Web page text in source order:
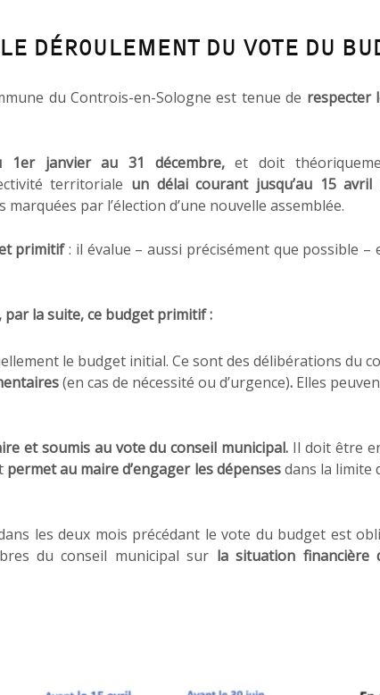
DÉROULEMENT DU VOTE DU
du Controis-en-Sologne est tenue de respecter
janvier au 31 décembre,et doit
territoriale un délai courant jusqu’au 15 avril
marquées par l’élection d’une nouvelle assemblée.
primitif: il évalue – aussi précisément que possible –
par la suite, ce budget primitif :
le budget initial. Ce sont des délibérations du
(en cas de nécessité ou d’urgence). Elles
et soumis au vote du conseil municipal. Il doit être
permet au maire d’engager les dépensesdans la limite
les deux mois précédant le vote du budget est
du conseil municipal sur la situation financière